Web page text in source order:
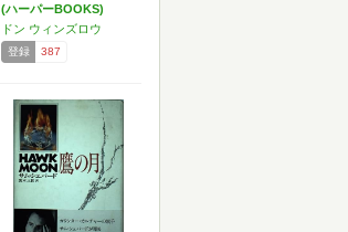
(ハーパーBOOKS)
ドン ウィンズロウ
登録 387